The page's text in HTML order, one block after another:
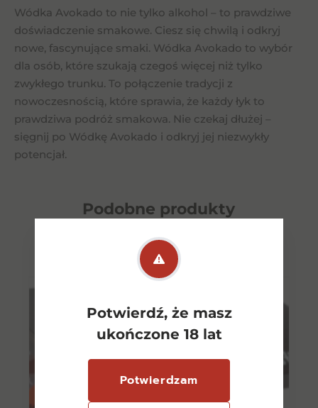
Potwierdź, że masz
ukończone 18 lat
Potwierdzam
Wódka Avokado to nie tylko alkohol – to prawdziwe
doświadczenie smakowe. Ciesz się chwilą i odkryj
nowe, fascynujące smaki. Wódka Avokado to wybór
dla osób, które szukają czegoś więcej niż tylko
zwykłego trunku. To połączenie tradycji z
nowoczesnością, które sprawia, że każdy łyk to
prawdziwa podróż smakowa. Nie czekaj dłużej –
sięgnij po Wódkę Avokado i odkryj jej niezwykły
potencjał.
Podobne produkty